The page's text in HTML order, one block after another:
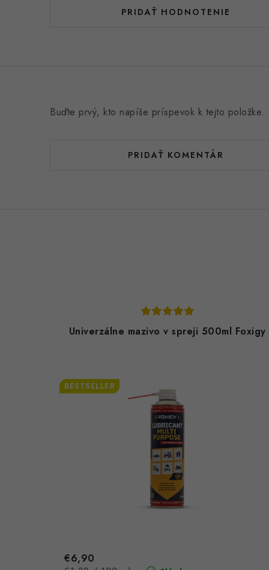
PRIDAŤ HODNOTENIE
Buďte prvý, kto napíše príspevok k tejto položke.
PRIDAŤ KOMENTÁR
Univerzálne mazivo v spreji 500ml Foxigy
BESTSELLER
€6,90